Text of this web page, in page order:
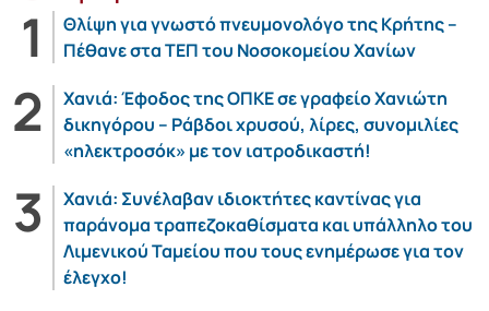
Θλίψη για γνωστό πνευμονολόγο της Κρήτης –
Πέθανε στα ΤΕΠ του Νοσοκομείου Χανίων
Χανιά: Έφοδος της ΟΠΚΕ σε γραφείο Χανιώτη
δικηγόρου – Ράβδοι χρυσού, λίρες, συνομιλίες
«ηλεκτροσόκ» με τον ιατροδικαστή!
Χανιά: Συνέλαβαν ιδιοκτήτες καντίνας για
παράνομα τραπεζοκαθίσματα και υπάλληλο του
Λιμενικού Ταμείου που τους ενημέρωσε για τον
έλεγχο!